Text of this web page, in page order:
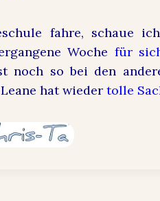
fahre, schaue
Woche für
noch so bei den
hat wieder tolle